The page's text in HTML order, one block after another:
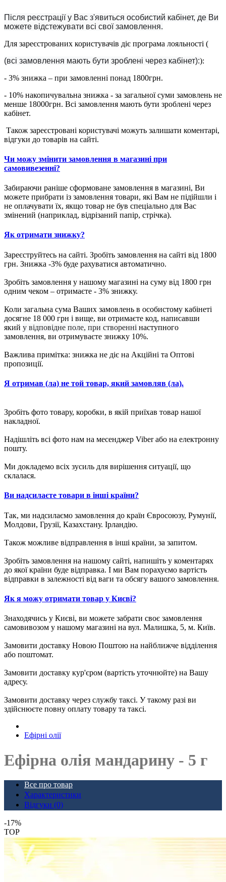
Після реєстрації у Вас з'явиться особистий кабінет, де Ви
можете відстежувати всі свої замовлення.
Для зареєстрованих користувачів діє програма лояльності (
(всі замовлення мають бути зроблені через кабінет):):
- 3% знижка – при замовленні понад 1800грн.
- 10% накопичувальна знижка - за загальної суми замовлень не
менше 18000грн. Всі замовлення мають бути зроблені через
кабінет.
Також зареєстровані користувачі можуть залишати коментарі,
відгуки до товарів на сайті.
Чи можу змінити замовлення в магазині при
самовивезенні?
Забираючи раніше сформоване замовлення в магазині, Ви
можете прибрати із замовлення товари, які Вам не підійшли і
не оплачувати їх, якщо товар не був спеціально для Вас
змінений (наприклад, відрізаний папір, стрічка).
Як отримати знижку?
Зареєструйтесь на сайті. Зробіть замовлення на сайті від 1800
грн. Знижка -3% буде рахуватися автоматично.
Зробіть замовлення у нашому магазині на суму від 1800 грн
одним чеком – отримаєте - 3% знижку.
Коли загальна сума Ваших замовлень в особистому кабінеті
досягне 18 000 грн і вище, ви отримаєте код, написавши
який у відповідне поле, при створенні наступного
замовлення, ви отримуваєте знижку 10%.
Важлива примітка: знижка не діє на Акційні та Оптові
пропозиції.
Я отримав (ла) не той товар, який замовляв (ла).
Зробіть фото товару, коробки, в якій приїхав товар нашої
накладної.
Надішліть всі фото нам на месенджер Viber або на електронну
пошту.
Ми докладемо всіх зусиль для вирішення ситуації, що
склалася.
Ви надсилаєте товари в інші країни?
Так, ми надсилаємо замовлення до країн Євросоюзу, Румунії,
Молдови, Грузії, Казахстану. Ірландію.
Також можливе відправлення в інші країни, за запитом.
Зробіть замовлення на нашому сайті, напишіть у коментарях
до якої країни буде відправка. І ми Вам порахуємо вартість
відправки в залежності від ваги та обсягу вашого замовлення.
Як я можу отримати товар у Києві?
Знаходячись у Києві, ви можете забрати своє замовлення
самовивозом у нашому магазині на вул. Малишка, 5, м. Київ.
Замовити доставку Новою Поштою на найближче відділення
або поштомат.
Замовити доставку кур'єром (вартість уточнюйте) на Вашу
адресу.
Замовити доставку через службу таксі. У такому разі ви
здійснюєте повну оплату товару та таксі.
Ефірні олії
Ефірна олія мандарину - ​​5 г
Все про товар
Характеристики
Відгуки (0)
-17%
TOP